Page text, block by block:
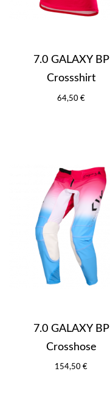
7.0 GALAXY BP
Crossshirt
64,50 €
7.0 GALAXY BP
Crosshose
154,50 €